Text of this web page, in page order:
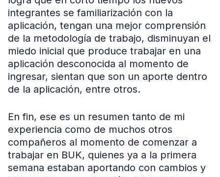
integrantes se familiarización con la
aplicación, tengan una mejor comprensión
de la metodología de trabajo, disminuyan el
miedo inicial que produce trabajar en una
aplicación desconocida al momento de
ingresar, sientan que son un aporte dentro
de la aplicación, entre otros.
En fin, ese es un resumen tanto de mi
experiencia como de muchos otros
compañeros al momento de comenzar a
trabajar en BUK, quienes ya a la primera
semana estaban aportando con cambios y